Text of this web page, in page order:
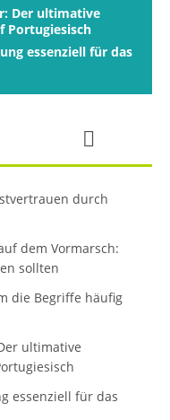
Der ultimative
Portugiesisch
essenziell für das
durch
dem Vormarsch:
sollten
die Begriffe häufig
ultimative
essenziell für das